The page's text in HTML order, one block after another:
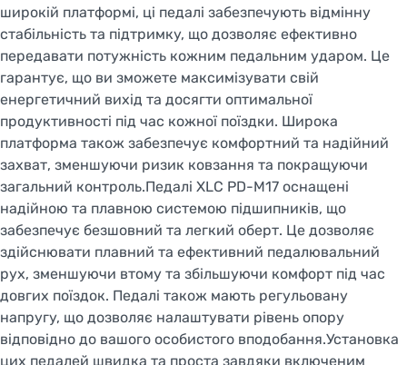
XLC CNC manufactured. ЧПУ - це точний
комп'ютеризований процес виробництва
(Computerized Numeric Controll), що дозволяє
виготовляти складні та технологічні елементи
з одного блоку заготівлі. При інтегрованих
кермових колонках опорні чашки підшипників
заздалегідь інтегровані в раму, що дозволяє
знизити вагу та загальну висоту кермової.
широкій платформі, ці педалі забезпечують відмінну
стабільність та підтримку, що дозволяє ефективно
передавати потужність кожним педальним ударом. Це
гарантує, що ви зможете максимізувати свій
енергетичний вихід та досягти оптимальної
продуктивності під час кожної поїздки. Широка
платформа також забезпечує комфортний та надійний
захват, зменшуючи ризик ковзання та покращуючи
загальний контроль.Педалі XLC PD-M17 оснащені
надійною та плавною системою підшипників, що
забезпечує безшовний та легкий оберт. Це дозволяє
здійснювати плавний та ефективний педалювальний
рух, зменшуючи втому та збільшуючи комфорт під час
довгих поїздок. Педалі також мають регульовану
напругу, що дозволяє налаштувати рівень опору
відповідно до вашого особистого вподобання.Установка
цих педалей швидка та проста завдяки включеним